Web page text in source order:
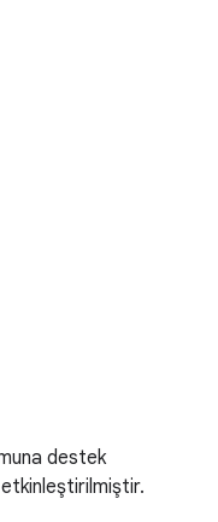
destek
etkinleştirilmiştir.